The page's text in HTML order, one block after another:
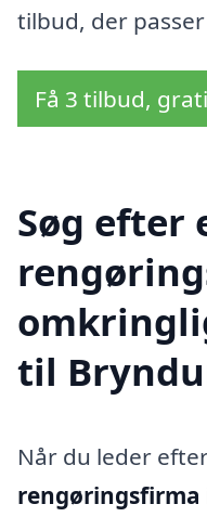
tilbud, der
Få 3 tilbud,
Søg efter
til
Når du leder
rengøringsfirma